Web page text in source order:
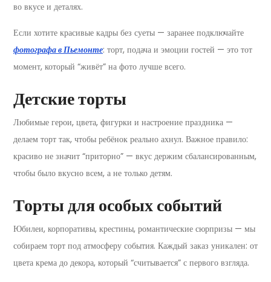
во вкусе и деталях.
Если хотите красивые кадры без суеты — заранее подключайте
фотографа в Пьемонте: торт, подача и эмоции гостей — это тот
момент, который “живёт” на фото лучше всего.
Детские торты
Любимые герои, цвета, фигурки и настроение праздника —
делаем торт так, чтобы ребёнок реально ахнул. Важное правило:
красиво не значит “приторно” — вкус держим сбалансированным,
чтобы было вкусно всем, а не только детям.
Торты для особых событий
Юбилеи, корпоративы, крестины, романтические сюрпризы — мы
собираем торт под атмосферу события. Каждый заказ уникален: от
цвета крема до декора, который “считывается” с первого взгляда.